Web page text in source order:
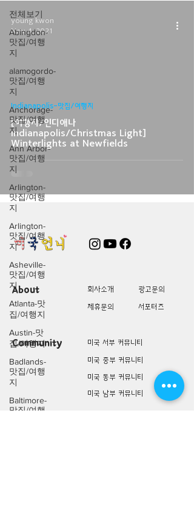
전체보기
Abingdon-
맛집/여행
지
alamogordo-
맛집/여행
지
Anchorage-
맛집/여행
지
Ann Arbor-
맛집/여행
지
Arlington-
맛집/여행
지
Arlington-
맛집/여행
지
Asheville-
맛집/여행
지
Atlanta-맛
집/여행지
Austin-맛
집/여행지
Badlands-
맛집/여행
지
Baltimore-
맛집/여행
[여행지/인디애나
Indianapolis/Christmas Light]
Winterlights at Newfields
Indianapolis-맛집/여행지
young kwon
Nov 4, 2021
About 회사소개
광고문의
제휴문의
서포터즈
Community
미국 서부 커뮤니티
미국 중부 커뮤니티
미국 동부 커뮤니티
미국 남부 커뮤니티